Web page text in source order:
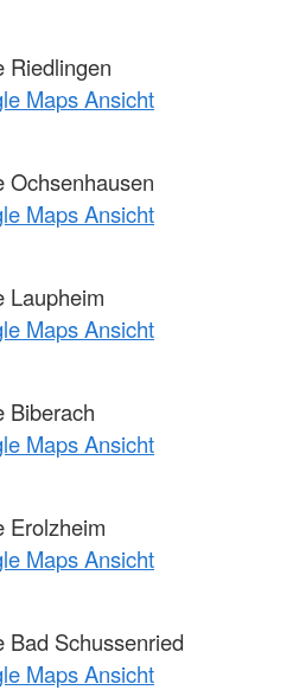
Riedlingen
Maps Ansicht
Ochsenhausen
Maps Ansicht
Laupheim
Maps Ansicht
Biberach
Maps Ansicht
Erolzheim
Maps Ansicht
Bad Schussenried
Maps Ansicht